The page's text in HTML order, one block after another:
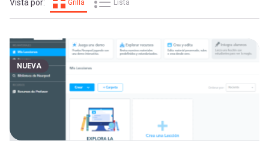
mi
cuenta
[Educarchile
Mobile]
Menú
Inicia
sesión
a
la
navegación
Vista por: Grilla Lista
NUEVA